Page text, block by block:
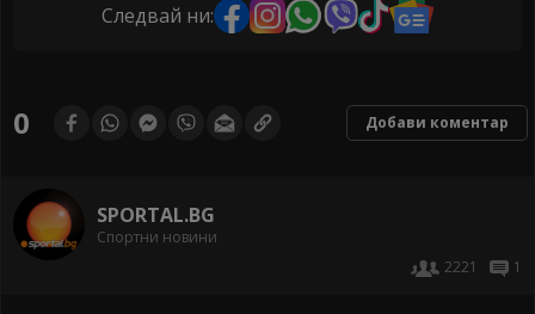
Следвай ни:
0 Добави коментар
SPORTAL.BG
Спортни новини
2221
1